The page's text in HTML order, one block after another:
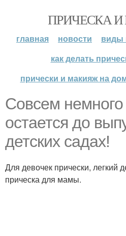
ПРИЧЕСКА
главная новости
виды
как делать
прически и макияж на
Совсем
остается до
детских садах!
Для девочек прически, легкий
прическа для мамы.